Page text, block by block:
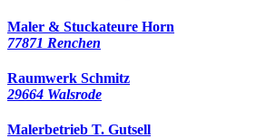
Maler & Stuckateure Horn
77871 Renchen
Raumwerk Schmitz
29664 Walsrode
Malerbetrieb T. Gutsell